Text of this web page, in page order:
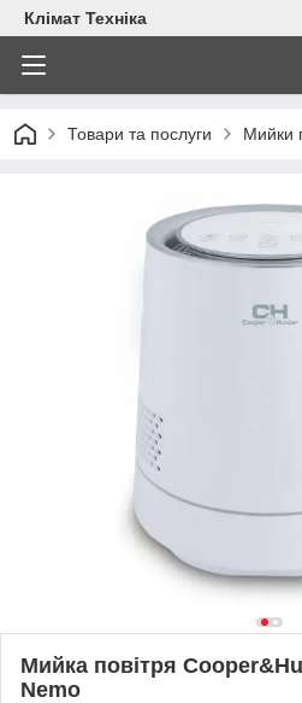
Клімат Техніка
Товари та послуги Мийки
Мийка повітря
Nemo